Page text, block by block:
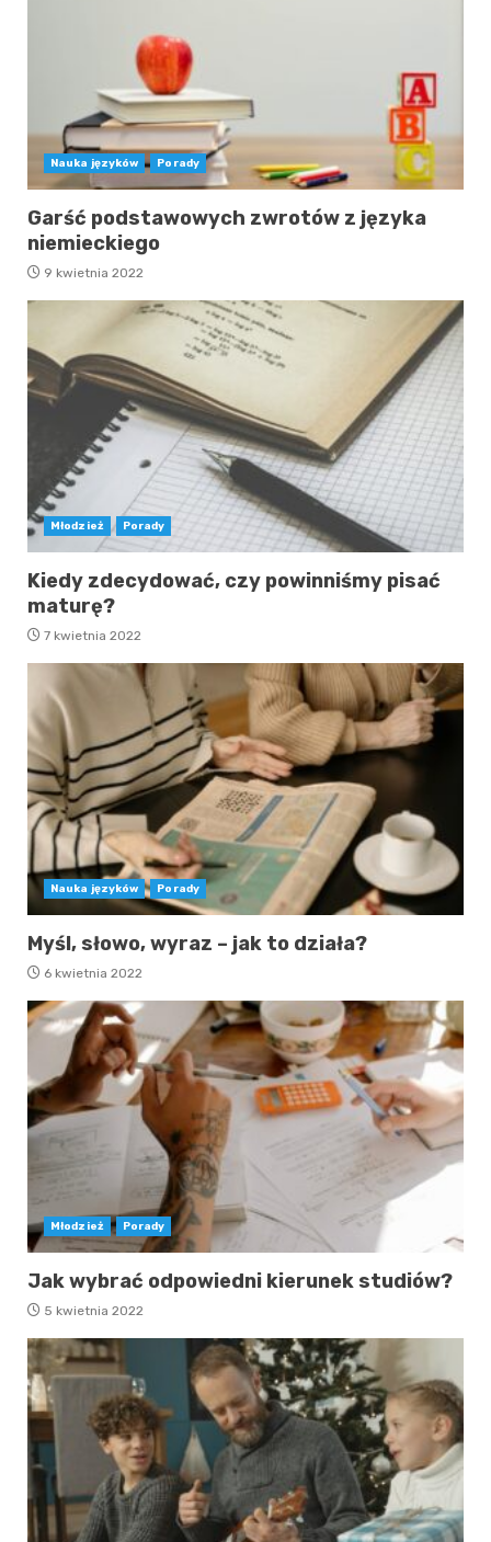
Nauka języków Porady
Garść podstawowych zwrotów z języka
niemieckiego
9 kwietnia 2022
Młodzież Porady
Kiedy zdecydować, czy powinniśmy pisać
maturę?
7 kwietnia 2022
Nauka języków Porady
Myśl, słowo, wyraz – jak to działa?
6 kwietnia 2022
Młodzież Porady
Jak wybrać odpowiedni kierunek studiów?
5 kwietnia 2022